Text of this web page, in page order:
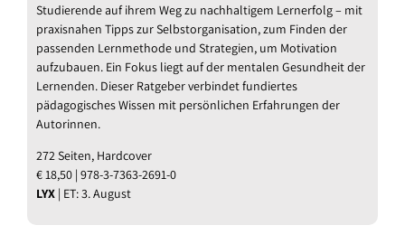
Studierende auf ihrem Weg zu nachhaltigem Lernerfolg – mit
praxisnahen Tipps zur Selbstorganisation, zum Finden der
passenden Lernmethode und Strategien, um Motivation
aufzubauen. Ein Fokus liegt auf der mentalen Gesundheit der
Lernenden. Dieser Ratgeber verbindet fundiertes
pädagogisches Wissen mit persönlichen Erfahrungen der
Autorinnen.
272 Seiten, Hardcover
€ 18,50 | 978-3-7363-2691-0
LYX | ET: 3. August